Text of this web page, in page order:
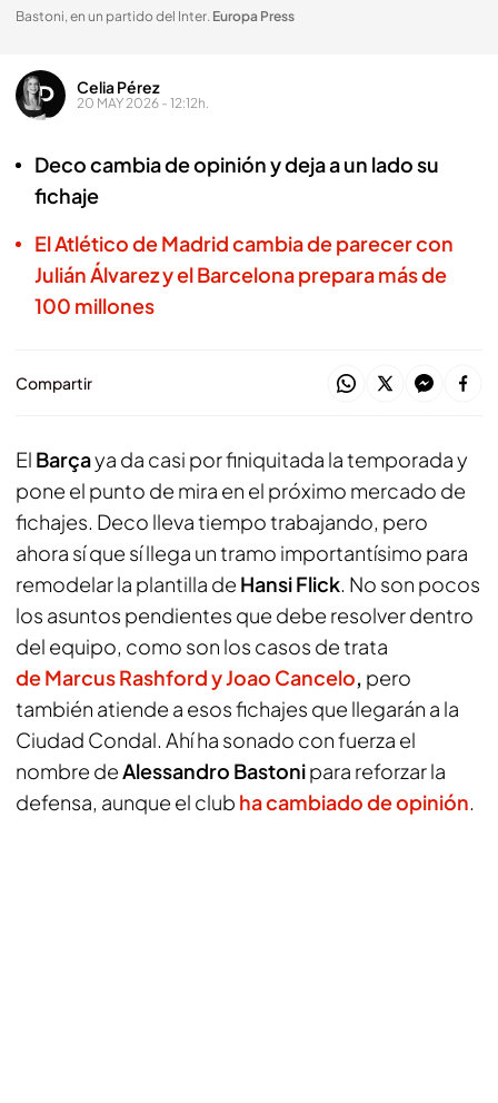
Bastoni, en un partido del Inter. Europa Press
Celia Pérez
20 MAY 2026 - 12:12h.
Deco cambia de opinión y deja a un lado su
fichaje
El Atlético de Madrid cambia de parecer con
Julián Álvarez y el Barcelona prepara más de
100 millones
Compartir
El Barçaya da casi por finiquitada la temporada y
pone el punto de mira en el próximo mercado de
fichajes. Deco lleva tiempo trabajando, pero
ahora sí que sí llega un tramo importantísimo para
remodelar la plantilla de Hansi Flick. No son pocos
los asuntos pendientes que debe resolver dentro
del equipo, como son los casos de trata
de Marcus Rashford y Joao Cancelo, pero
también atiende a esos fichajes que llegarán a la
Ciudad Condal. Ahí ha sonado con fuerza el
nombre deAlessandro Bastonipara reforzar la
defensa, aunque el club ha cambiado de opinión.